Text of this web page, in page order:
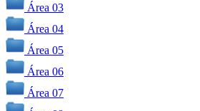
Área 03
Área 04
Área 05
Área 06
Área 07